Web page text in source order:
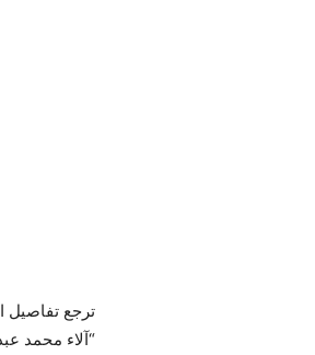
ترجع تفاصيل
“آلاء محمد